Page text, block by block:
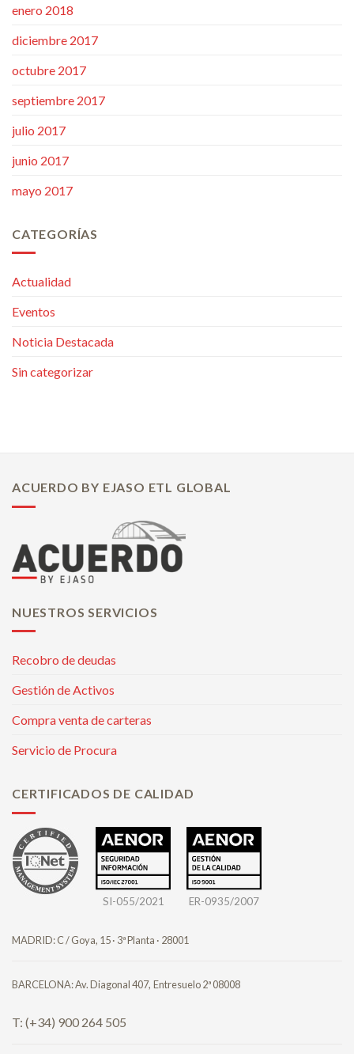
enero 2018
diciembre 2017
octubre 2017
septiembre 2017
julio 2017
junio 2017
mayo 2017
CATEGORÍAS
Actualidad
Eventos
Noticia Destacada
Sin categorizar
ACUERDO BY EJASO ETL GLOBAL
NUESTROS SERVICIOS
Recobro de deudas
Gestión de Activos
Compra venta de carteras
Servicio de Procura
CERTIFICADOS DE CALIDAD
SI-055/2021 ER-0935/2007
MADRID: C / Goya, 15 · 3ª Planta · 28001
BARCELONA: Av. Diagonal 407, Entresuelo 2ª 08008
T: (+34) 900 264 505